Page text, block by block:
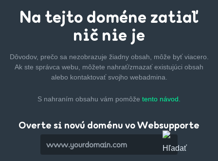
Na tejto doméne zatiaľ
nič nie je
Dôvodov, prečo sa nezobrazuje žiadny obsah, môže byťviacero.
Ak ste správca webu, môžete nahrať/zmazaťexistujúci obsah
alebo kontaktovať svojho webadmina.
S nahraním obsahu vám pomôže tento návod.
Overte si novú doménu vo Websupporte